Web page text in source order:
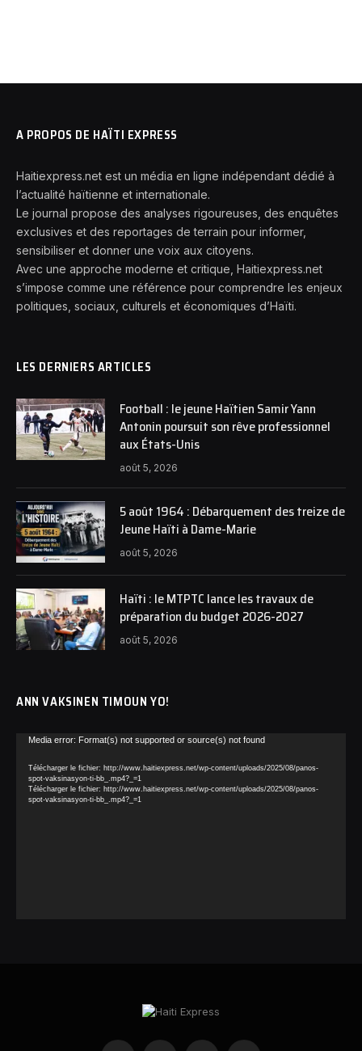
A PROPOS DE HAÏTI EXPRESS
Haitiexpress.net est un média en ligne indépendant dédié à
l’actualité haïtienne et internationale.
Le journal propose des analyses rigoureuses, des enquêtes
exclusives et des reportages de terrain pour informer,
sensibiliser et donner une voix aux citoyens.
Avec une approche moderne et critique, Haitiexpress.net
s’impose comme une référence pour comprendre les enjeux
politiques, sociaux, culturels et économiques d’Haïti.
LES DERNIERS ARTICLES
Football : le jeune Haïtien Samir Yann
Antonin poursuit son rêve professionnel
aux États-Unis
août 5, 2026
5 août 1964 : Débarquement des treize de
Jeune Haïti à Dame-Marie
août 5, 2026
Haïti : le MTPTC lance les travaux de
préparation du budget 2026-2027
août 5, 2026
ANN VAKSINEN TIMOUN YO!
Lecteur
Media error: Format(s) not supported or source(s) not found
Télécharger le fichier: http://www.haitiexpress.net/wp-content/uploads/2025/08/panos-
spot-vaksinasyon-ti-bb_.mp4?_=1
Télécharger le fichier: http://www.haitiexpress.net/wp-content/uploads/2025/08/panos-
spot-vaksinasyon-ti-bb_.mp4?_=1